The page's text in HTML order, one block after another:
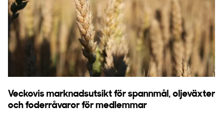
Veckovis marknadsutsikt för spannmål, oljeväxter
och foderråvaror för medlemmar